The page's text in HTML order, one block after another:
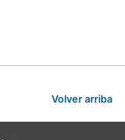
Volver arriba